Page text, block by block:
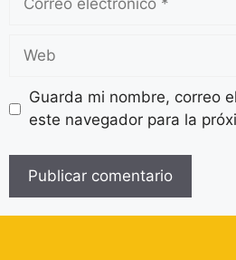
Guarda mi nombre, correo
este navegador para la